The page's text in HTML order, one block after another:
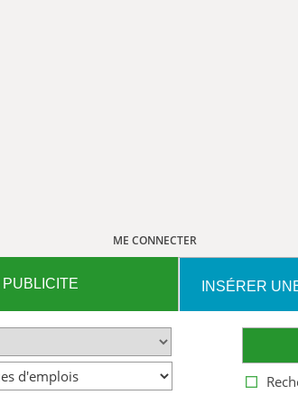
ME CONNECTER
PUBLICITE INSÉRER